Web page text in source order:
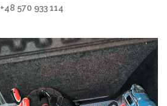
+48 570 933 114